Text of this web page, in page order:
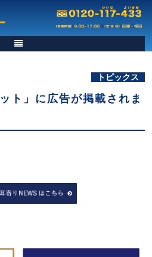
トピックス
ト」に広告が掲載されま